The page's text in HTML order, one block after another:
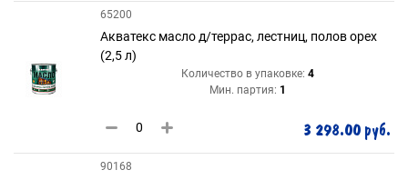
65200
Акватекс масло д/террас, лестниц, полов орех
(2,5 л)
Количество в упаковке: 4
Мин. партия: 1
3 298.00 руб.
90168